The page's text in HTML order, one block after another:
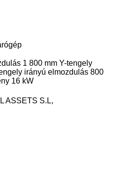
1 800 mm Y-tengely
irányú elmozdulás 800
16 kW
ASSETS S.L,